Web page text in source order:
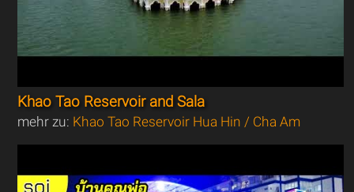
Khao Tao Reservoir and Sala
mehr zu: Khao Tao Reservoir Hua Hin / Cha Am